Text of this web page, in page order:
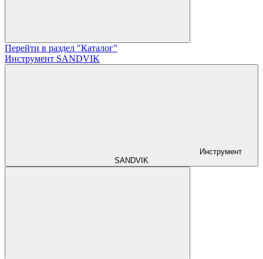
Перейти в раздел "Каталог"
Инструмент SANDVIK
Инструмент
SANDVIK